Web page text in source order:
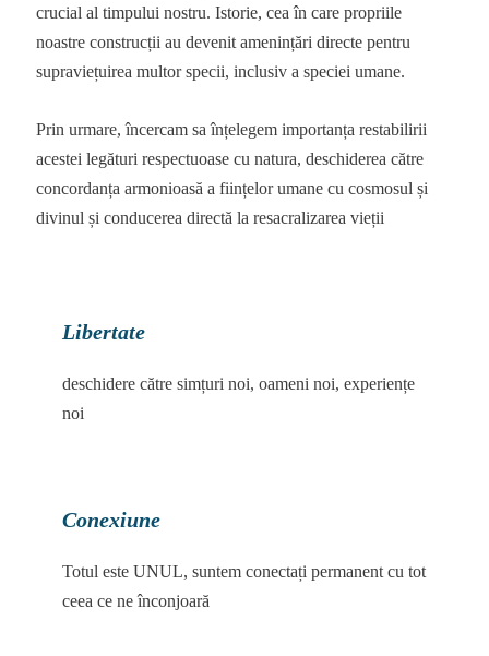
crucial al timpului nostru. Istorie, cea în care propriile
noastre construcții au devenit amenințări directe pentru
supraviețuirea multor specii, inclusiv a speciei umane.
Prin urmare, încercam sa înțelegem importanța restabilirii
acestei legături respectuoase cu natura, deschiderea către
concordanța armonioasă a ființelor umane cu cosmosul și
divinul și conducerea directă la resacralizarea vieții
Libertate
deschidere către simțuri noi, oameni noi, experiențe
noi
Conexiune
Totul este UNUL, suntem conectați permanent cu tot
ceea ce ne înconjoară